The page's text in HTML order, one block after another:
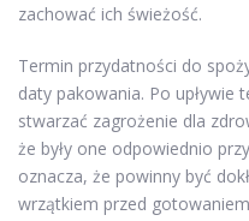
zachować ich świeżość.
Termin przydatności do
daty pakowania. Po upływie
stwarzać zagrożenie dla
że były one odpowiednio
oznacza, że powinny być
wrzątkiem przed